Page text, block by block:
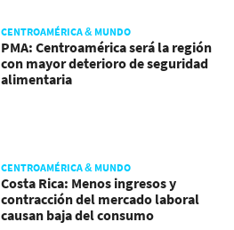
CENTROAMÉRICA & MUNDO
PMA: Centroamérica será la región
con mayor deterioro de seguridad
alimentaria
CENTROAMÉRICA & MUNDO
Costa Rica: Menos ingresos y
contracción del mercado laboral
causan baja del consumo